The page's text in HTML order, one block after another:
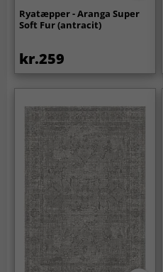
Ryatæpper - Aranga Super
Soft Fur (antracit)
kr.259